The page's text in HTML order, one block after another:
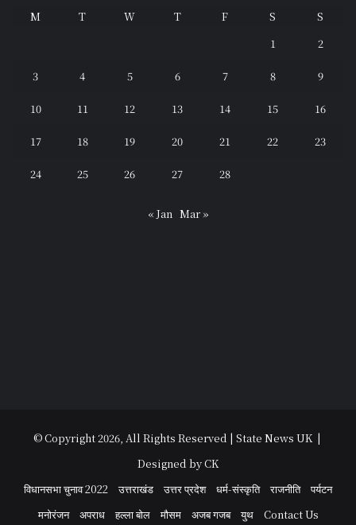
M T W T F S
S
1
2
3 4 5 6 7 8 9
10 11 12 13 14 15 16
17 18 19 20 21 22 23
24 25 26 27 28
« Jan Mar »
© Copyright 2026, All Rights Reserved | State News UK |
Designed by CK
विधानसभा चुनाव 2022
उत्तराखंड उत्तर प्रदेश धर्म-संस्कृति राजनीति
पर्यटन
मनोरंजन
अपराध हल्ला बोल मौसम अजब गजब युथ Contact Us